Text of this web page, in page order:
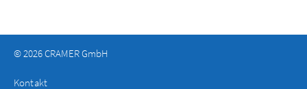
© 2026 CRAMER GmbH
Kontakt